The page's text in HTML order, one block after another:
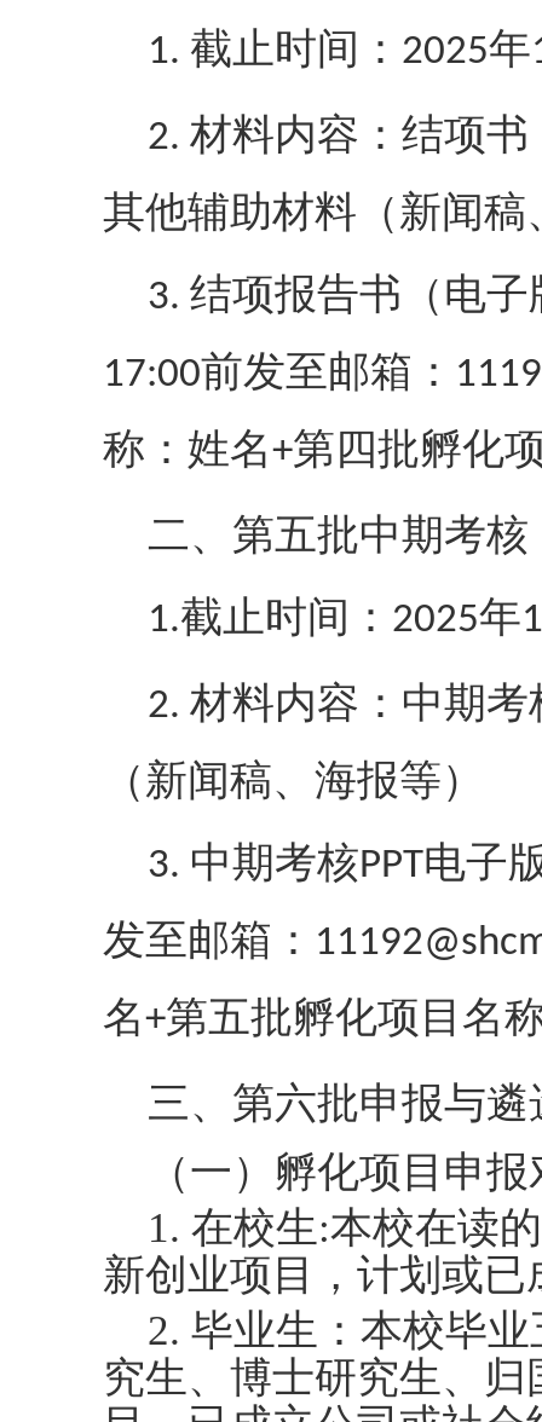
1. 截止时间： 2025年
2. 材料内容：结项
其他辅助材料（新闻稿
3. 结项报告书（电子
17:00前发至邮箱：
称：姓名+第四批孵化
二、第五批中期考核
1.截止时间： 2025年
2. 材料内容：中期考
（新闻稿、海报等）
3. 中期考核PPT电子
发至邮箱：
名+第五批孵化项目名
三、第六批申报与遴
（一）孵化项目申
1. 在校生:本校在读
新创业项目，计划或
2. 毕业生：本校毕
究生、博士研究生、